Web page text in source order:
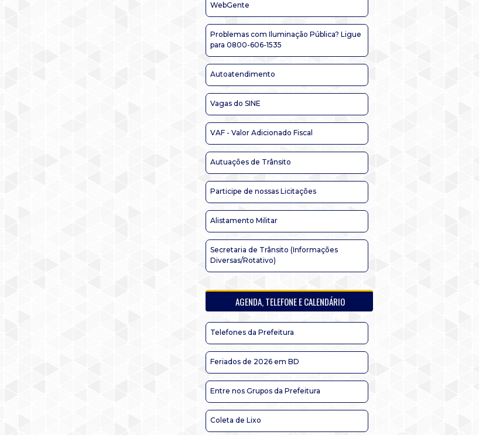
WebGente
Problemas com Iluminação Pública? Ligue
para 0800-606-1535
Autoatendimento
Vagas do SINE
VAF - Valor Adicionado Fiscal
Autuações de Trânsito
Participe de nossas Licitações
Alistamento Militar
Secretaria de Trânsito (Informações
Diversas/Rotativo)
AGENDA, TELEFONE E CALENDÁRIO
Telefones da Prefeitura
Feriados de 2026 em BD
Entre nos Grupos da Prefeitura
Coleta de Lixo